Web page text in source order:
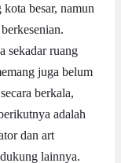
besar, namun
sekadar ruang
juga belum
berkala,
adalah
dan art
lainnya.